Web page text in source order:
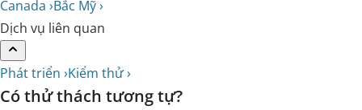
Canada ›Bắc Mỹ ›
Dịch vụ liên quan
Phát triển ›Kiểm thử ›
Có thử thách tương tự?